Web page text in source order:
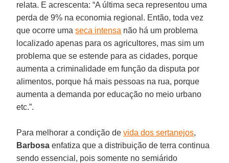
relata. E acrescenta: “A última seca representou uma
perda de 9% na economia regional. Então, toda vez
que ocorre umaseca intensa não há um problema
localizado apenas para os agricultores, mas sim um
problema que se estende para as cidades, porque
aumenta a criminalidade em função da disputa por
alimentos, porque há mais pessoas na rua, porque
aumenta a demanda por educação no meio urbano
etc.”.
Para melhorar a condição devida dos sertanejos,
Barbosa enfatiza que a distribuição de terra continua
sendo essencial, pois somente no semiárido